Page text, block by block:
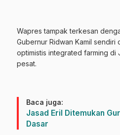
Wapres tampak terkesan
Gubernur Ridwan Kamil
optimistis integrated farming
pesat.
Baca juga:
Jasad Eril Ditemukan
Dasar